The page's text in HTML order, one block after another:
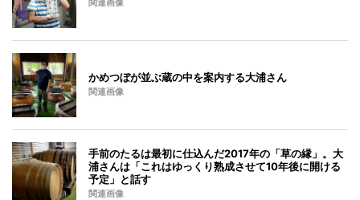
関連画像
かめつぼが並ぶ蔵の中を案内する大浦さん
関連画像
手前のたるは最初に仕込んだ2017年の「草の縁」。大
浦さんは「これはゆっくり熟成させて10年後に開ける
予定」と話す
関連画像